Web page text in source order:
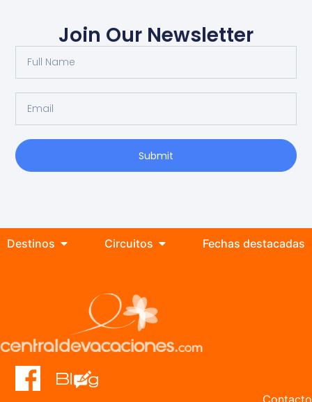
Join Our Newsletter
Submit
Destinos Circuitos Fechas destacadas